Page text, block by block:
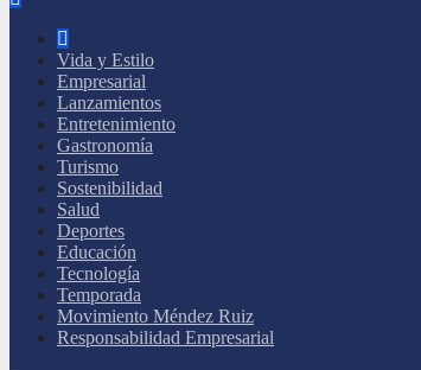
Vida y Estilo
Empresarial
Lanzamientos
Entretenimiento
Gastronomía
Turismo
Sostenibilidad
Salud
Deportes
Educación
Tecnología
Temporada
Movimiento Méndez Ruiz
Responsabilidad Empresarial